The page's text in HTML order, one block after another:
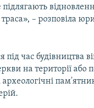
підлягають
– розповіла
під час будівництва
на території або